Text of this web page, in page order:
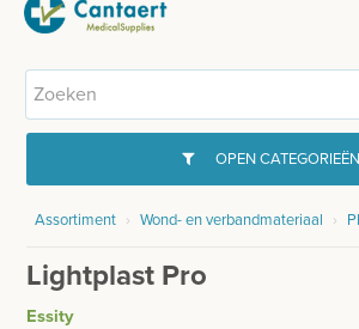
HOME
BESURGICAL - INSTRUMENTARIUM
OPEN CATEGORIEËN
GYNAECOLOGIE
INJECTIEMATERIAAL
WOND- EN VERBANDMATERIAAL
Assortiment › Wond- en verbandmateriaal ›
Lightplast Pro
Essity